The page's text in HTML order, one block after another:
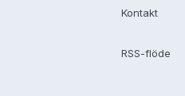
Kontakt
RSS-flöde